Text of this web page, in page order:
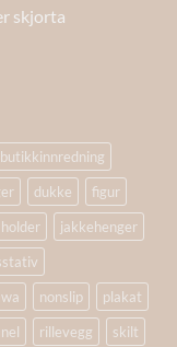
skjorta
butikkinnredning
dukke
figur
holder
jakkehenger
nonslip
plakat
rillevegg
skilt